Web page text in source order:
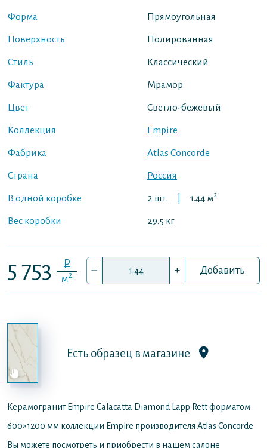
Форма Прямоугольная
Поверхность Полированная
Стиль Классический
Фактура Мрамор
Цвет Светло-бежевый
Коллекция Empire
Фабрика Atlas Concorde
Страна Россия
В одной коробке 2 шт. 1.44 м2
Вес коробки 29.5 кг
5 753 P
м2 – + Добавить
Есть образец в магазине
Керамогранит Empire Calacatta Diamond Lapp Rett форматом
600×1200 мм коллекции Empire производителя Atlas Concorde
Вы можете посмотреть и приобрести в нашем салоне